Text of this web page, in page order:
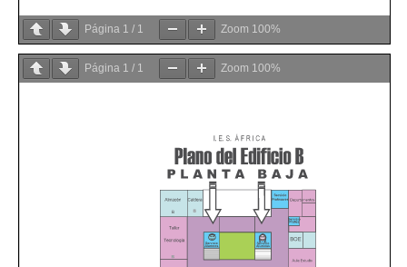
Página 1 / 1 Zoom 100%
Página 1 / 1 Zoom 100%